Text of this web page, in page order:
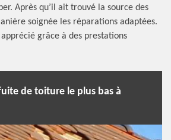
Après qu’il ait trouvé la source des
soignée les réparations adaptées.
grâce à des prestations
de toiture le plus bas à